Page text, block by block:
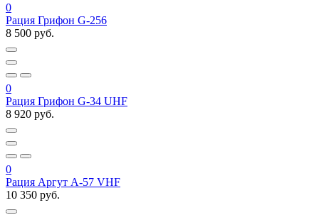
0
Рация Грифон G-256
8 500 руб.
0
Рация Грифон G-34 UHF
8 920 руб.
0
Рация Аргут А-57 VHF
10 350 руб.